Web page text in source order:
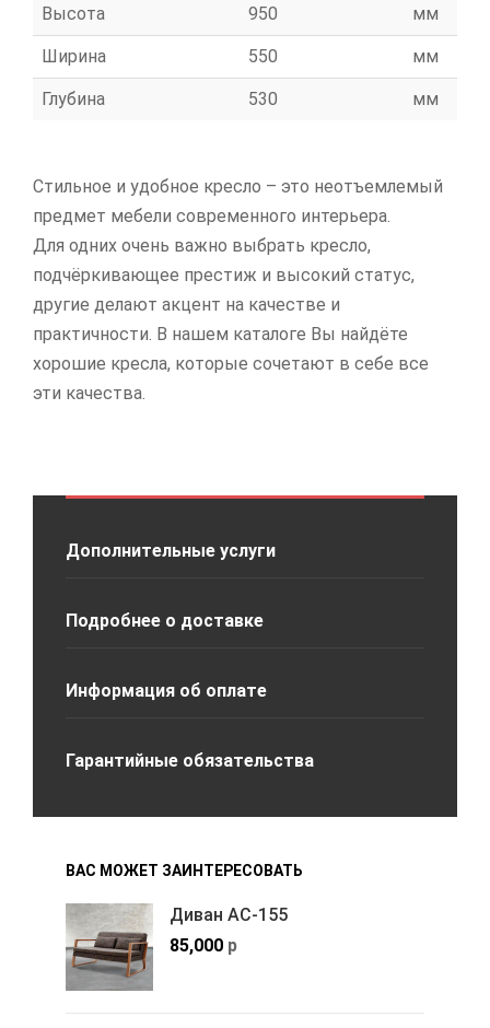
Высота 950 мм
Ширина 550 мм
Глубина 530 мм
Стильное и удобное кресло – это неотъемлемый
предмет мебели современного интерьера.
Для одних очень важно выбрать кресло,
подчёркивающее престиж и высокий статус,
другие делают акцент на качестве и
практичности. В нашем каталоге Вы найдёте
хорошие кресла, которые сочетают в себе все
эти качества.
Дополнительные услуги
Подробнее о доставке
Информация об оплате
Гарантийные обязательства
ВАС МОЖЕТ ЗАИНТЕРЕСОВАТЬ
Диван АС-155
85,000 р